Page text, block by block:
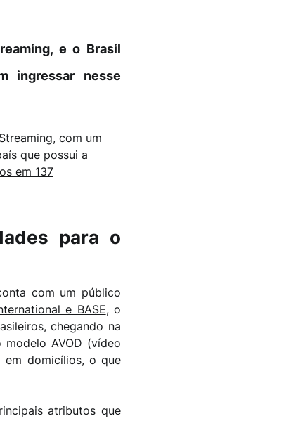
e o Brasil
ingressar nesse
com um
que possui a
em 137
para o
com um público
e BASE, o
chegando na
AVOD (vídeo
em domicílios, o que
atributos que